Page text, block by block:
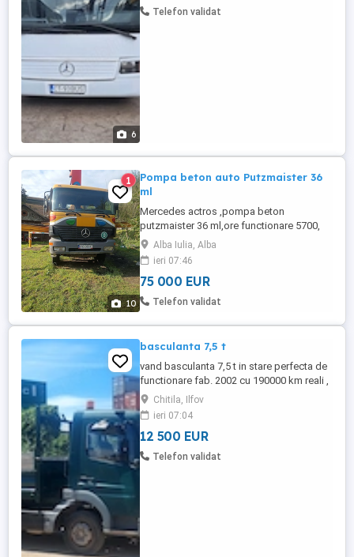
6
Constanta Tel De vanzare Mercedes
Telefon validat
10
1
Pompa beton auto Putzmaister 36
ml
Mercedes actros ,pompa beton
putzmaister 36 ml,ore functionare 5700,
km 418000 ,an fabricatie 2002 , capacitate
de pompare 160 mc ora. Pret 75000 euro
Alba Iulia, Alba
ieri 07:46
75 000 EUR
Telefon validat
basculanta 7,5 t
vand basculanta 7,5 t in stare perfecta de
functionare fab. 2002 cu 190000 km reali ,
anvelope spate noi , acumulatori noi , pret
12500 euro
Chitila, Ilfov
ieri 07:04
12 500 EUR
Telefon validat